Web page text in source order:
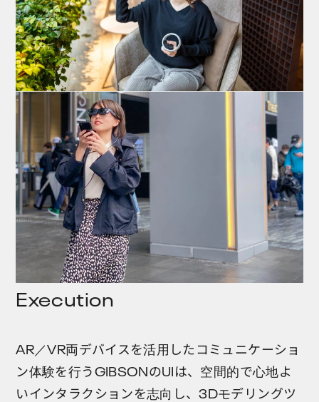
Execution
AR／VR両デバイスを活用したコミュニケーショ
ン体験を行うGIBSONのUIは、空間的で心地よ
いインタラクションを志向し、3Dモデリングツ